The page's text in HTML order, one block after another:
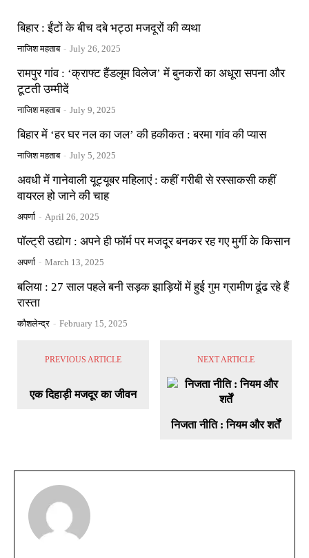
बिहार : ईंटों के बीच दबे भट्ठा मजदूरों की व्यथा
नाजिश महताब - July 26, 2025
रामपुर गांव : ‘क्राफ्ट हैंडलूम विलेज’ में बुनकरों का अधूरा सपना और
टूटती उम्मीदें
नाजिश महताब - July 9, 2025
बिहार में ‘हर घर नल का जल’ की हकीकत : बरमा गांव की प्यास
नाजिश महताब - July 5, 2025
अवधी में गानेवाली यूट्यूबर महिलाएं : कहीं गरीबी से रस्साकसी कहीं
वायरल हो जाने की चाह
अपर्णा - April 26, 2025
पॉल्ट्री उद्योग : अपने ही फॉर्म पर मजदूर बनकर रह गए मुर्गी के किसान
अपर्णा - March 13, 2025
बलिया : 27 साल पहले बनी सड़क झाड़ियों में हुई गुम ग्रामीण ढूंढ रहे हैं
रास्ता
कौशलेन्द्र - February 15, 2025
PREVIOUS ARTICLE
एक दिहाड़ी मजदूर का जीवन
NEXT ARTICLE
निजता नीति : नियम और शर्तें